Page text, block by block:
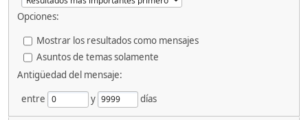
Opciones:
Mostrar los resultados como mensajes
Asuntos de temas solamente
Antigüedad del mensaje:
entre
y días